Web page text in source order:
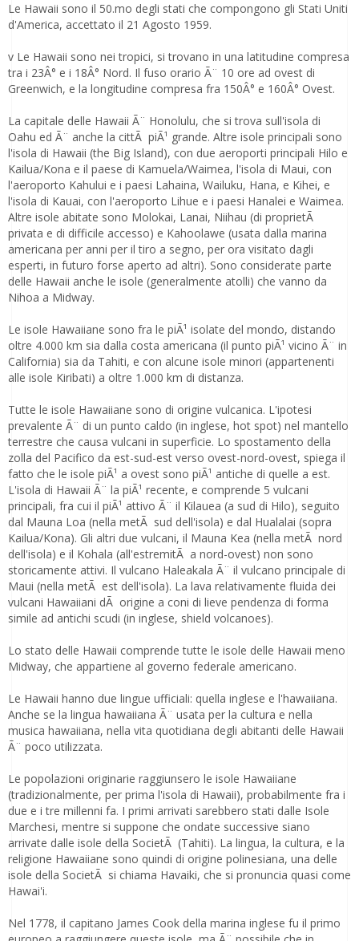
Le Hawaii sono il 50.mo degli stati che compongono gli Stati Uniti
d'America, accettato il 21 Agosto 1959.
v Le Hawaii sono nei tropici, si trovano in una latitudine compresa
tra i 23Â° e i 18Â° Nord. Il fuso orario Ã¨ 10 ore ad ovest di
Greenwich, e la longitudine compresa fra 150Â° e 160Â° Ovest.
La capitale delle Hawaii Ã¨ Honolulu, che si trova sull'isola di
Oahu ed Ã¨ anche la cittÃ piÃ¹ grande. Altre isole principali sono
l'isola di Hawaii (the Big Island), con due aeroporti principali Hilo e
Kailua/Kona e il paese di Kamuela/Waimea, l'isola di Maui, con
l'aeroporto Kahului e i paesi Lahaina, Wailuku, Hana, e Kihei, e
l'isola di Kauai, con l'aeroporto Lihue e i paesi Hanalei e Waimea.
Altre isole abitate sono Molokai, Lanai, Niihau (di proprietÃ
privata e di difficile accesso) e Kahoolawe (usata dalla marina
americana per anni per il tiro a segno, per ora visitato dagli
esperti, in futuro forse aperto ad altri). Sono considerate parte
delle Hawaii anche le isole (generalmente atolli) che vanno da
Nihoa a Midway.
Le isole Hawaiiane sono fra le piÃ¹ isolate del mondo, distando
oltre 4.000 km sia dalla costa americana (il punto piÃ¹ vicino Ã¨ in
California) sia da Tahiti, e con alcune isole minori (appartenenti
alle isole Kiribati) a oltre 1.000 km di distanza.
Tutte le isole Hawaiiane sono di origine vulcanica. L'ipotesi
prevalente Ã¨ di un punto caldo (in inglese, hot spot) nel mantello
terrestre che causa vulcani in superficie. Lo spostamento della
zolla del Pacifico da est-sud-est verso ovest-nord-ovest, spiega il
fatto che le isole piÃ¹ a ovest sono piÃ¹ antiche di quelle a est.
L'isola di Hawaii Ã¨ la piÃ¹ recente, e comprende 5 vulcani
principali, fra cui il piÃ¹ attivo Ã¨ il Kilauea (a sud di Hilo), seguito
dal Mauna Loa (nella metÃ sud dell'isola) e dal Hualalai (sopra
Kailua/Kona). Gli altri due vulcani, il Mauna Kea (nella metÃ nord
dell'isola) e il Kohala (all'estremitÃ a nord-ovest) non sono
storicamente attivi. Il vulcano Haleakala Ã¨ il vulcano principale di
Maui (nella metÃ est dell'isola). La lava relativamente fluida dei
vulcani Hawaiiani dÃ origine a coni di lieve pendenza di forma
simile ad antichi scudi (in inglese, shield volcanoes).
Lo stato delle Hawaii comprende tutte le isole delle Hawaii meno
Midway, che appartiene al governo federale americano.
Le Hawaii hanno due lingue ufficiali: quella inglese e l'hawaiiana.
Anche se la lingua hawaiiana Ã¨ usata per la cultura e nella
musica hawaiiana, nella vita quotidiana degli abitanti delle Hawaii
Ã¨ poco utilizzata.
Le popolazioni originarie raggiunsero le isole Hawaiiane
(tradizionalmente, per prima l'isola di Hawaii), probabilmente fra i
due e i tre millenni fa. I primi arrivati sarebbero stati dalle Isole
Marchesi, mentre si suppone che ondate successive siano
arrivate dalle isole della SocietÃ (Tahiti). La lingua, la cultura, e la
religione Hawaiiane sono quindi di origine polinesiana, una delle
isole della SocietÃ si chiama Havaiki, che si pronuncia quasi come
Hawai'i.
Nel 1778, il capitano James Cook della marina inglese fu il primo